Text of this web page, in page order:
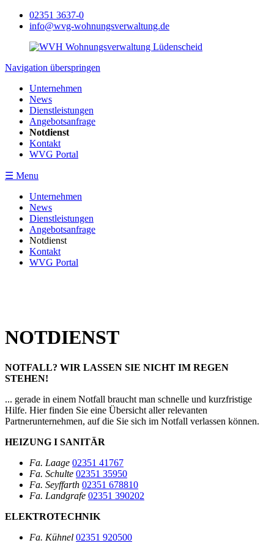
02351 3637-0
info@wvg-wohnungsverwaltung.de
Navigation überspringen
Unternehmen
News
Dienstleistungen
Angebotsanfrage
Notdienst
Kontakt
WVG Portal
☰ Menu
Unternehmen
News
Dienstleistungen
Angebotsanfrage
Notdienst
Kontakt
WVG Portal
NOTDIENST
NOTFALL? WIR LASSEN SIE NICHT IM REGEN
STEHEN!
... gerade in einem Notfall braucht man schnelle und kurzfristige
Hilfe. Hier finden Sie eine Übersicht aller relevanten
Partnerunternehmen, auf die Sie sich im Notfall verlassen können.
HEIZUNG I SANITÄR
Fa. Laage 02351 41767
Fa. Schulte 02351 35950
Fa. Seyffarth 02351 678810
Fa. Landgrafe 02351 390202
ELEKTROTECHNIK
Fa. Kühnel 02351 920500